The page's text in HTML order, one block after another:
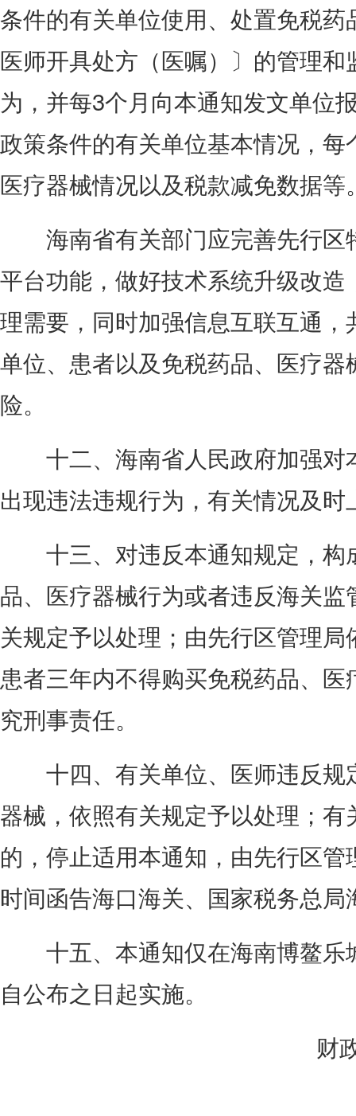
条件的有关单位使用、处置免税
医师开具处方（医嘱）〕的管理
为，并每3个月向本通知发文单位
政策条件的有关单位基本情况，
医疗器械情况以及税款减免数据
海南省有关部门应完善先行区
平台功能，做好技术系统升级改
理需要，同时加强信息互联互通
单位、患者以及免税药品、医疗
险。
十二、海南省人民政府加强对
出现违法违规行为，有关情况及
十三、对违反本通知规定，构
品、医疗器械行为或者违反海关
关规定予以处理；由先行区管理
患者三年内不得购买免税药品、
究刑事责任。
十四、有关单位、医师违反规
器械，依照有关规定予以处理；
的，停止适用本通知，由先行区
时间函告海口海关、国家税务总
十五、本通知仅在海南博鳌乐
自公布之日起实施。
财